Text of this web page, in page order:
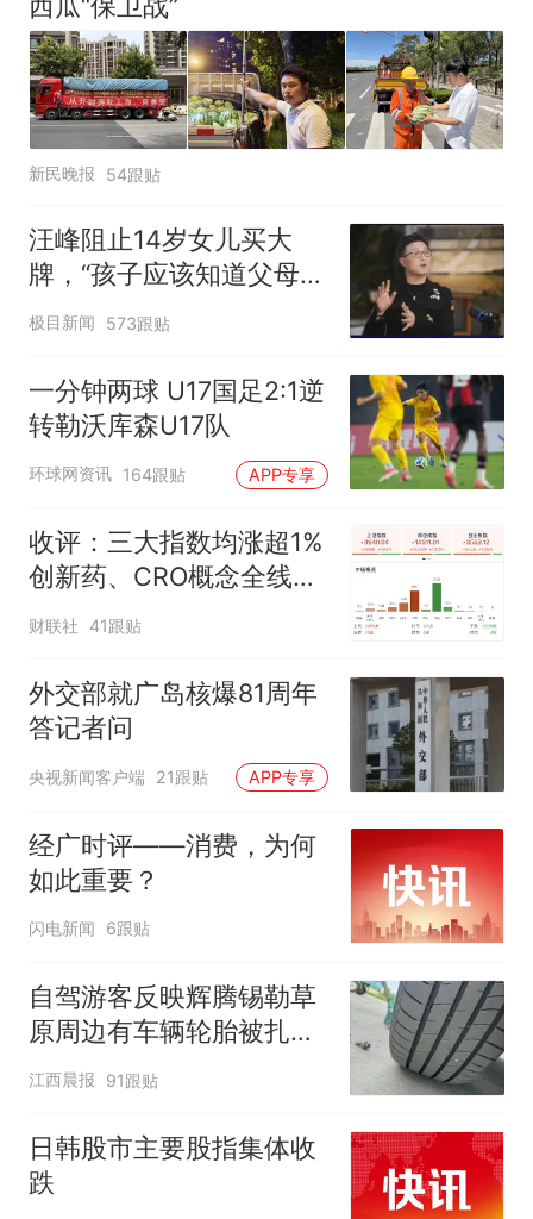
西瓜“保卫战”
新民晚报 54跟贴
汪峰阻止14岁女儿买大
牌，“孩子应该知道父母的
不易”，称自己买衣服80%
极目新闻 573跟贴
一分钟两球 U17国足2:1逆
转勒沃库森U17队
环球网资讯 164跟贴 APP专享
收评：三大指数均涨超1%
创新药、CRO概念全线走
强
财联社 41跟贴
外交部就广岛核爆81周年
答记者问
央视新闻客户端 21跟贴 APP专享
经广时评——消费，为何
如此重要？
闪电新闻 6跟贴
自驾游客反映辉腾锡勒草
原周边有车辆轮胎被扎，
修理店铺换胎价格高达千
元，官方发布情况通报
江西晨报 91跟贴
日韩股市主要股指集体收
跌